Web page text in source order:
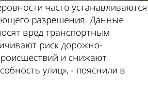
часто устанавливаются
разрешения. Данные
вред транспортным
риск дорожно-
и снижают
улиц», - пояснили в